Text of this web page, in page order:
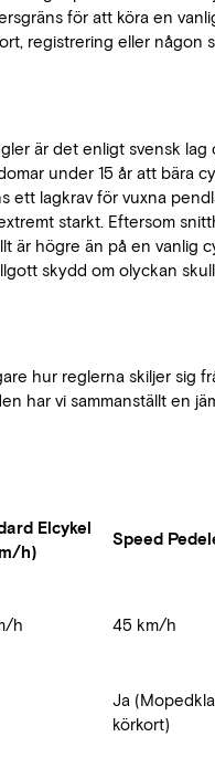
för att köra en
registrering eller någon
är det enligt svensk lag
under 15 år att bära
ett lagkrav för vuxna
starkt. Eftersom
är högre än på en vanlig
skydd om olyckan
hur reglerna skiljer sig
har vi sammanställt en
Elcykel
h)
Speed
h 45 km/h
Ja
körkort)